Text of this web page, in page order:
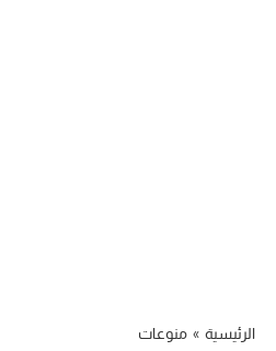
الرئيسية » منوعات